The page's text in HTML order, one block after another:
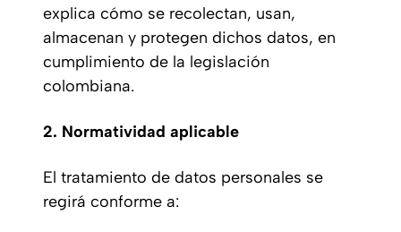
explica cómo se recolectan, usan,
almacenan y protegen dichos datos, en
cumplimiento de la legislación
colombiana.
2. Normatividad aplicable
El tratamiento de datos personales se
regirá conforme a: